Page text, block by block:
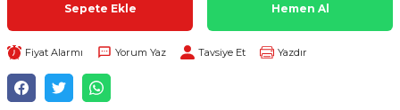
Sepete Ekle Hemen Al
Fiyat Alarmı Yorum Yaz Tavsiye Et Yazdır